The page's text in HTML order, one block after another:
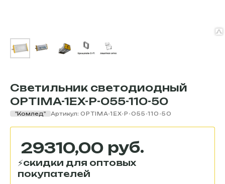
Светильник светодиодный
OPTIMA-1EX-Р-055-110-50
"Комлед" Артикул: OPTIMA-1EX-Р-055-110-50
29310,00 руб.